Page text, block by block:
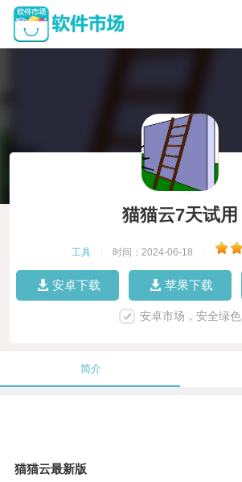
猫猫云7天试用
工具 时间：2024-06-18
安卓下载 苹果下载
安卓市场，安全绿色
简介
猫猫云最新版